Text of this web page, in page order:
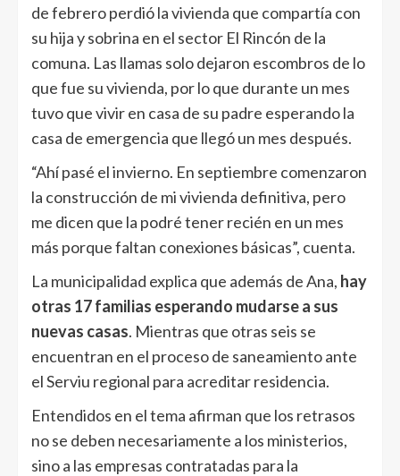
de febrero perdió la vivienda que compartía con
su hija y sobrina en el sector El Rincón de la
comuna. Las llamas solo dejaron escombros de lo
que fue su vivienda, por lo que durante un mes
tuvo que vivir en casa de su padre esperando la
casa de emergencia que llegó un mes después.
“Ahí pasé el invierno. En septiembre comenzaron
la construcción de mi vivienda definitiva, pero
me dicen que la podré tener recién en un mes
más porque faltan conexiones básicas”, cuenta.
La municipalidad explica que además de Ana, hay
otras 17 familias esperando mudarse a sus
nuevas casas. Mientras que otras seis se
encuentran en el proceso de saneamiento ante
el Serviu regional para acreditar residencia.
Entendidos en el tema afirman que los retrasos
no se deben necesariamente a los ministerios,
sino a las empresas contratadas para la